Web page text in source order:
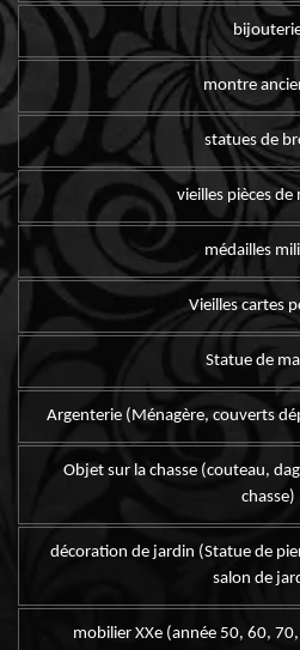
montre
statues de
vieilles pièces de
médailles
Vieilles cartes
Statue de
Argenterie (Ménagère, couverts
Objet sur la chasse (couteau,
chasse)
décoration de jardin (Statue de
salon de
mobilier XXe (année 50, 60,